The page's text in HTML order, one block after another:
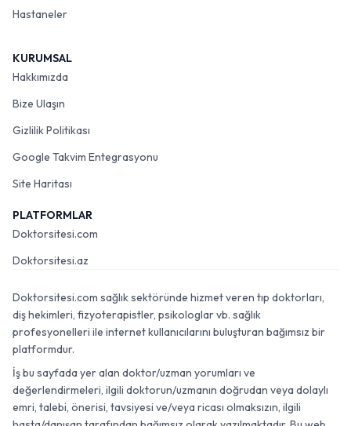
Hastaneler
KURUMSAL
Hakkımızda
Bize Ulaşın
Gizlilik Politikası
Google Takvim Entegrasyonu
Site Haritası
PLATFORMLAR
Doktorsitesi.com
Doktorsitesi.az
Doktorsitesi.com sağlık sektöründe hizmet veren tıp doktorları,
diş hekimleri, fizyoterapistler, psikologlar vb. sağlık
profesyonelleri ile internet kullanıcılarını buluşturan bağımsız bir
platformdur.
İş bu sayfada yer alan doktor/uzman yorumları ve
değerlendirmeleri, ilgili doktorun/uzmanın doğrudan veya dolaylı
emri, talebi, önerisi, tavsiyesi ve/veya ricası olmaksızın, ilgili